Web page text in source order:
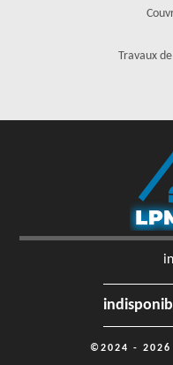
Travaux
©2024 - 2026